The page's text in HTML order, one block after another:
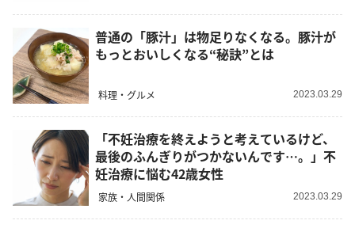
普通の「豚汁」は物足りなくなる。豚汁が
もっとおいしくなる“秘訣”とは
料理・グルメ 2023.03.29
「不妊治療を終えようと考えているけど、
最後のふんぎりがつかないんです…。」不
妊治療に悩む42歳女性
家族・人間関係 2023.03.29